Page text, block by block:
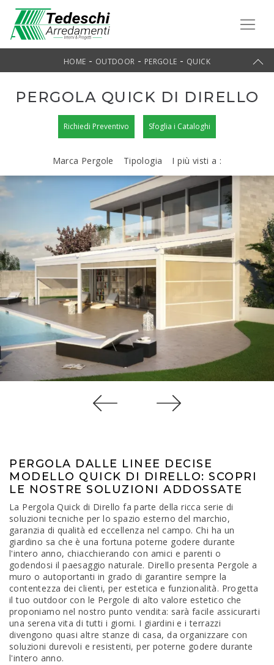
HOME - OUTDOOR - PERGOLE - QUICK
PERGOLA QUICK DI DIRELLO
Richiedi Preventivo Sfoglia i Cataloghi
Marca Pergole Tipologia I più visti a :
PERGOLA DALLE LINEE DECISE
MODELLO QUICK DI DIRELLO: SCOPRI
LE NOSTRE SOLUZIONI ADDOSSATE
La Pergola Quick di Dirello fa parte della ricca serie di
soluzioni tecniche per lo spazio esterno del marchio,
garanzia di qualità ed eccellenza nel campo. Chi ha un
giardino sa che è una fortuna poterne godere durante
l'intero anno, chiacchierando con amici e parenti o
godendosi il paesaggio naturale. Dirello presenta Pergole a
muro o autoportanti in grado di garantire sempre la
contentezza dei clienti, per estetica e funzionalità. Progetta
il tuo outdoor con le Pergole di alto valore estetico che
proponiamo nel nostro punto vendita: sarà facile assicurarti
una serena vita di tutti i giorni. I giardini e i terrazzi
divengono quasi altre stanze di casa, da organizzare con
soluzioni durevoli e resistenti, per poterne godere durante
l'intero anno.